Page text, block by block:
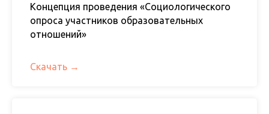
Концепция проведения «Социологического
опроса участников образовательных
отношений»
Скачать